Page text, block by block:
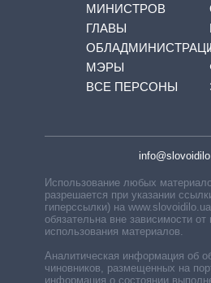
МИНИСТРОВ
ГЛАВЫ
МЭРЫ
ВСЕ ПЕРСОНЫ
Использование любых
разрешается при указании
гиперссылки) на
обязательна вне зависимости от
использования материалов.
Аналитическая информация об
чиновников, размещенных на
информация о состоянии